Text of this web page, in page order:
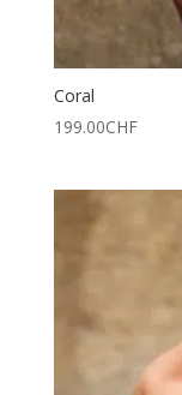
Coral
199.00CHF